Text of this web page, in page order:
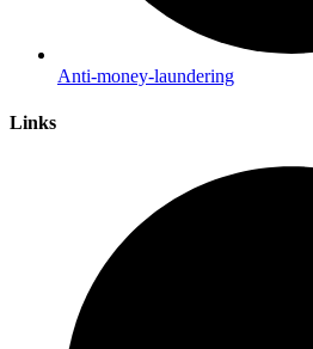
Anti-money-laundering
Links